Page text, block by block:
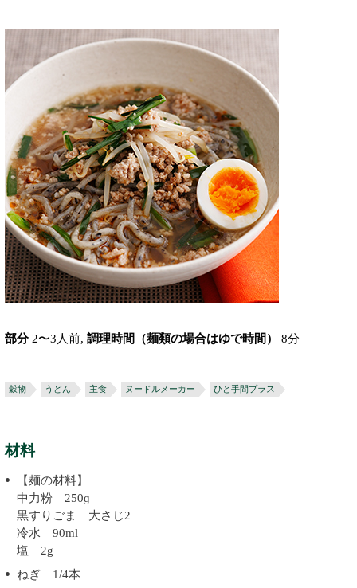
部分 2〜3人前, 調理時間（麺類の場合はゆで時間） 8分
穀物 うどん 主食 ヌードルメーカー ひと手間プラス
材料
【麺の材料】
中力粉 250ɡ
黒すりごま 大さじ2
冷水 90ml
塩 2g
ねぎ 1/4本